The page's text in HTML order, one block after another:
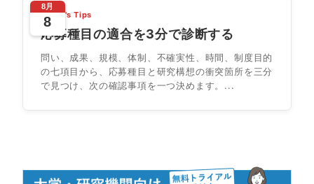
8月
8
Today's Tips
応募種目の適合を3分で診断する
問い、成果、規模、体制、不確実性、時間、制度目的
の七項目から、応募種目と研究構想の衝突箇所を三分
で見つけ、次の確認事項を一つ決めます。...